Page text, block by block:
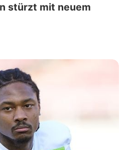
stürzt mit neuem